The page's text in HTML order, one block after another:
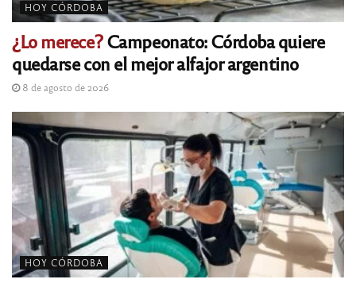
HOY CÓRDOBA
¿Lo merece?Campeonato: Córdoba quiere
quedarse con el mejor alfajor argentino
8 de agosto de 2026
HOY CÓRDOBA